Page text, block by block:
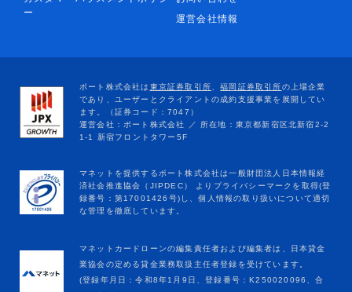
ー
運営会社情報
マネットカードローンの編集責任者および編集者は、日本貸金
業協会の定める貸金業務取扱主任者登録を受けています。
(登録年月日：令和8年1月9日、登録番号：K250020096、合